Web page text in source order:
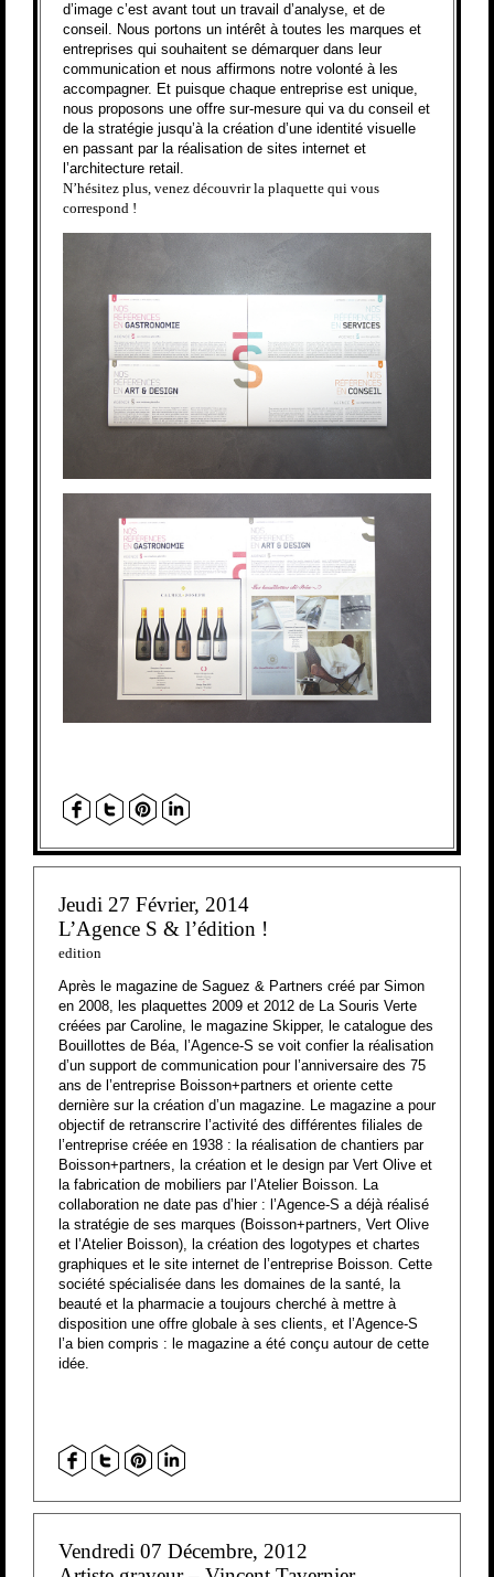
d’image c’est avant tout un travail d’analyse, et de
conseil. Nous portons un intérêt à toutes les marques et
entreprises qui souhaitent se démarquer dans leur
communication et nous affirmons notre volonté à les
accompagner. Et puisque chaque entreprise est unique,
nous proposons une offre sur-mesure qui va du conseil et
de la stratégie jusqu’à la création d’une identité visuelle
en passant par la réalisation de sites internet et
l’architecture retail.
N’hésitez plus, venez découvrir la plaquette qui vous
correspond !
Jeudi 27 Février, 2014
L’Agence S & l’édition !
edition
Après le magazine de Saguez & Partners créé par Simon
en 2008, les plaquettes 2009 et 2012 de La Souris Verte
créées par Caroline, le magazine Skipper, le catalogue des
Bouillottes de Béa, l’Agence-S se voit confier la réalisation
d’un support de communication pour l’anniversaire des 75
ans de l’entreprise Boisson+partners et oriente cette
dernière sur la création d’un magazine. Le magazine a pour
objectif de retranscrire l’activité des différentes filiales de
l’entreprise créée en 1938 : la réalisation de chantiers par
Boisson+partners, la création et le design par Vert Olive et
la fabrication de mobiliers par l’Atelier Boisson. La
collaboration ne date pas d’hier : l’Agence-S a déjà réalisé
la stratégie de ses marques (Boisson+partners, Vert Olive
et l’Atelier Boisson), la création des logotypes et chartes
graphiques et le site internet de l’entreprise Boisson. Cette
société spécialisée dans les domaines de la santé, la
beauté et la pharmacie a toujours cherché à mettre à
disposition une offre globale à ses clients, et l’Agence-S
l’a bien compris : le magazine a été conçu autour de cette
idée.
Vendredi 07 Décembre, 2012